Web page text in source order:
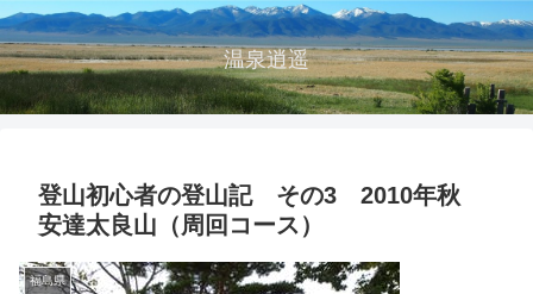
温泉逍遥
登山初心者の登山記 その3 2010年秋
安達太良山（周回コース）
福島県